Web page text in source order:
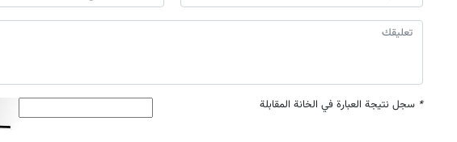
* سجل نتيجة العبارة في الخانة المقابلة